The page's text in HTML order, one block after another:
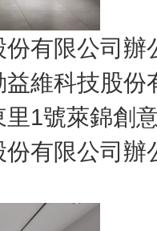
有限公司辦
維科技股
1號萊錦創
有限公司辦